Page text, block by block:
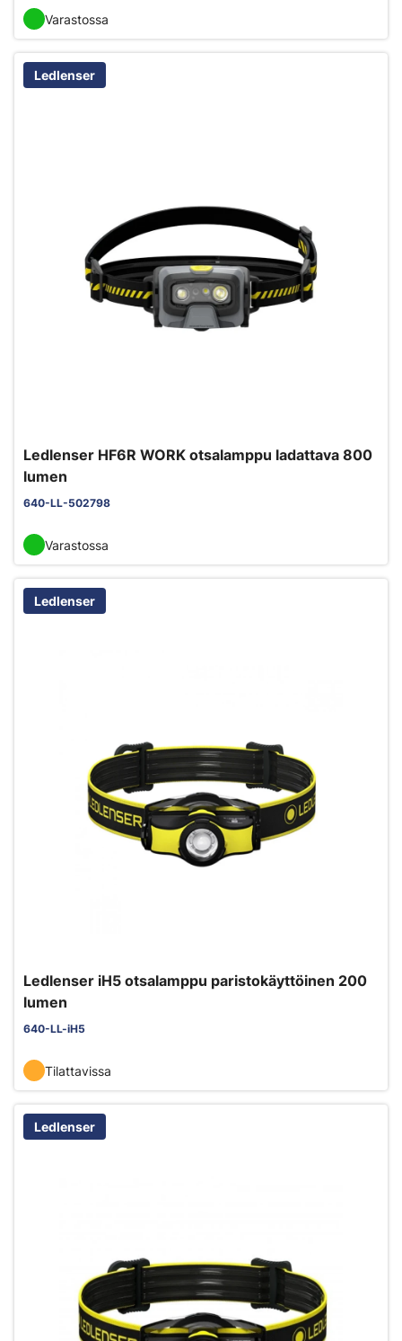
Varastossa
Ledlenser
Ledlenser HF6R WORK otsalamppu ladattava 800
lumen
640-LL-502798
Varastossa
Ledlenser
Ledlenser iH5 otsalamppu paristokäyttöinen 200
lumen
640-LL-iH5
Tilattavissa
Ledlenser